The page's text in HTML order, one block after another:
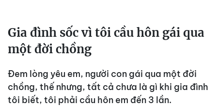
Gia đình sốc vì tôi cầu hôn gái qua
một đời chồng
Đem lòng yêu em, người con gái qua một đời
chồng, thế nhưng, tất cả chưa là gì khi gia đình
tôi biết, tôi phải cầu hôn em đến 3 lần.